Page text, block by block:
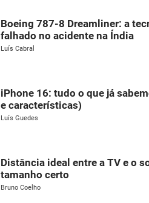
Boeing 787-8 Dreamliner: a
falhado no acidente na Índia
Luís Cabral
iPhone 16: tudo o que já
e características)
Luís Guedes
Distância ideal entre a TV e o
tamanho certo
Bruno Coelho